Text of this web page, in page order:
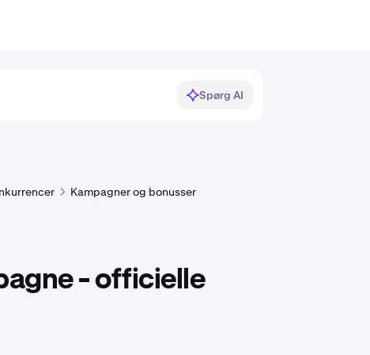
Spørg AI
Kampagner og bonusser
- officielle